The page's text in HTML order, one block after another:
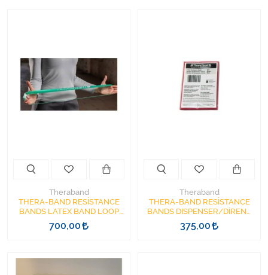
Theraband
THERA-BAND RESİSTANCE
BANDS LATEX BAND LOOP
30.5 CM-YEŞİL
700,00
Theraband
THERA-BAND RESİSTANCE
BANDS DISPENSER/DİRENÇ
BANDI LATEKS 1,5 MT-KIRMIZI
375,00